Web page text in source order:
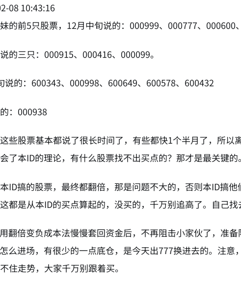
08 10:43:16
的前5只股票，12月中旬说的：000999、000777、000600
的三只：000915、000416、000099。
说的：600343、000998、600649、600578、600432
：000938
些股票基本都说了很长时间了，有些都快1个半月了，所以
了本ID的理论，有什么股票找不出买点的？那才是最关键的。
ID搞的股票，最终都翻倍，那是问题不大的，否则本ID搞
都是从本ID的买点算起的，没买的，千万别追高了。自己找
翻倍变负成本法慢慢套回资金后，不再阻击小家伙了，准
么进场，有很少的一点底仓，是今天出777换进去的。注
住走势，大家千万别跟着买。